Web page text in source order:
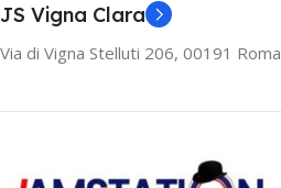
JS Vigna Clara
Via di Vigna Stelluti 206, 00191 Roma